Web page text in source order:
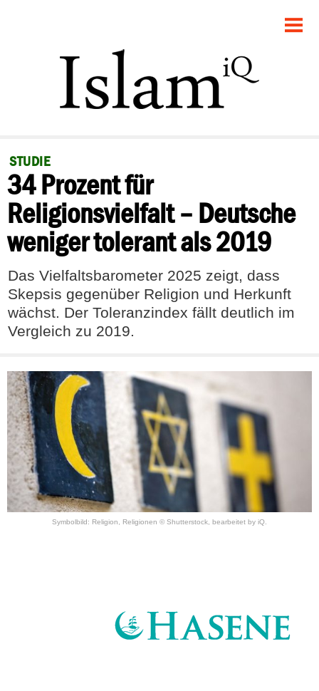
POLITIK
GESELLSCHAFT
RECHT
FEUILLETON
DEBATTE
STUDIE
34 Prozent für
Religionsvielfalt – Deutsche
weniger tolerant als 2019
Das Vielfaltsbarometer 2025 zeigt, dass
Skepsis gegenüber Religion und Herkunft
wächst. Der Toleranzindex fällt deutlich im
Vergleich zu 2019.
Symbolbild: Religion, Religionen © Shutterstock, bearbeitet by iQ.